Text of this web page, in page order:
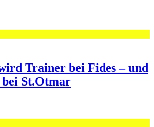
Trainer bei Fides – und
St.Otmar